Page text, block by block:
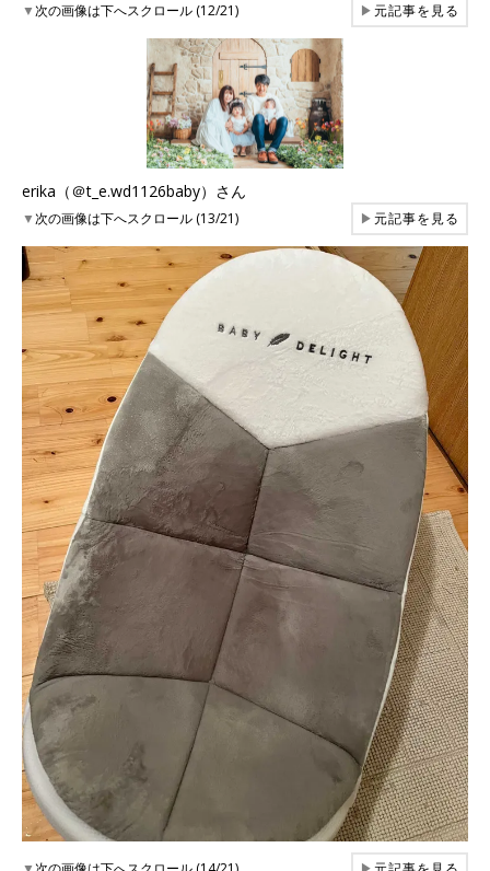
▼次の画像は下へスクロール (12/21) ▶元記事を見る
erika（＠t_e.wd1126baby）さん
▼次の画像は下へスクロール (13/21) ▶元記事を見る